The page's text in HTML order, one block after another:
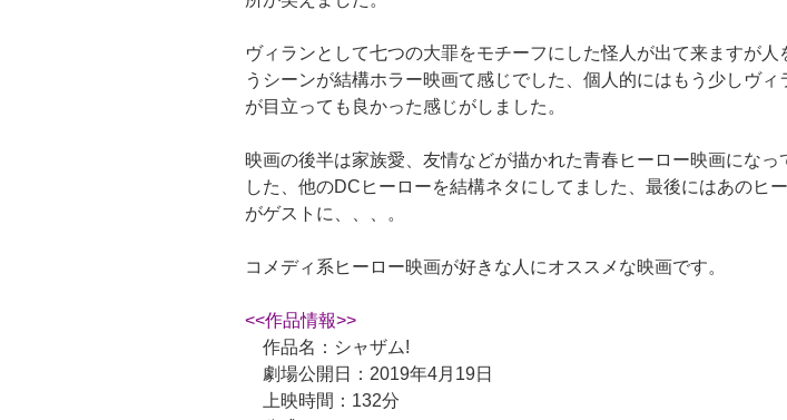
ヴィランとして七つの大罪をモチーフにした怪人が出て来ますが人
うシーンが結構ホラー映画て感じでした、個人的にはもう少しヴィ
が目立っても良かった感じがしました。
映画の後半は家族愛、友情などが描かれた青春ヒーロー映画になっ
した、他のDCヒーローを結構ネタにしてました、最後にはあのヒ
がゲストに、、、。
コメディ系ヒーロー映画が好きな人にオススメな映画です。
<<作品情報>>
作品名：シャザム!
劇場公開日：2019年4月19日
上映時間：132分